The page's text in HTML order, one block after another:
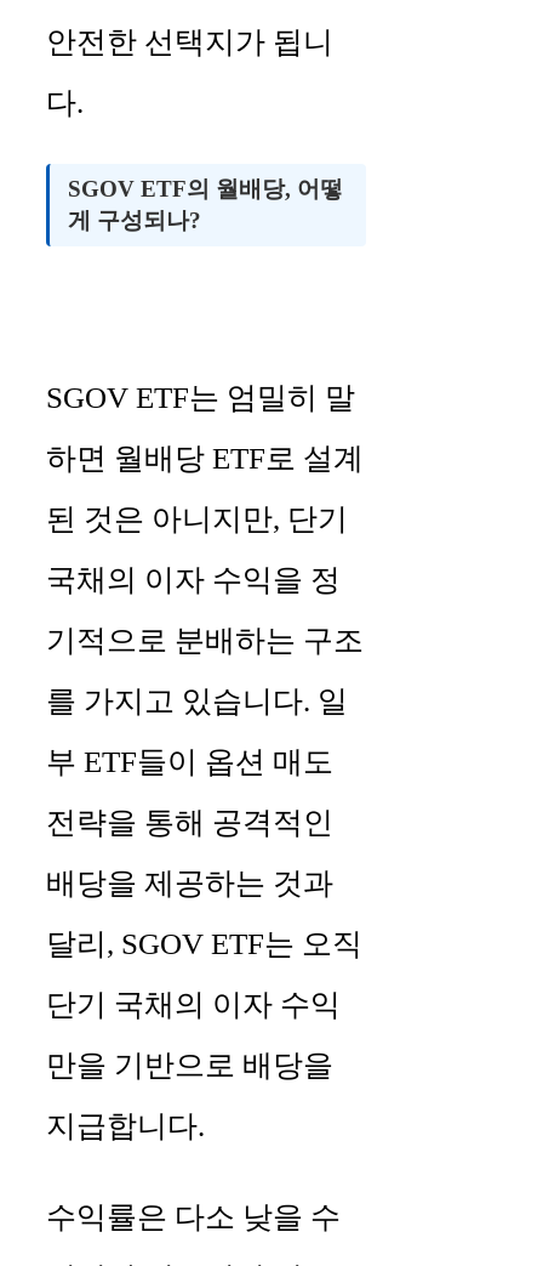
안전한 선택지가 됩니
다.
SGOV ETF의 월배당, 어떻
게 구성되나?
SGOV ETF는 엄밀히 말
하면 월배당 ETF로 설계
된 것은 아니지만, 단기
국채의 이자 수익을 정
기적으로 분배하는 구조
를 가지고 있습니다. 일
부 ETF들이 옵션 매도
전략을 통해 공격적인
배당을 제공하는 것과
달리, SGOV ETF는 오직
단기 국채의 이자 수익
만을 기반으로 배당을
지급합니다.
수익률은 다소 낮을 수